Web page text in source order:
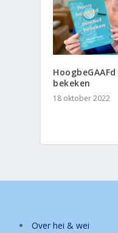
bekeken
18 oktober 2022
Over hei & wei